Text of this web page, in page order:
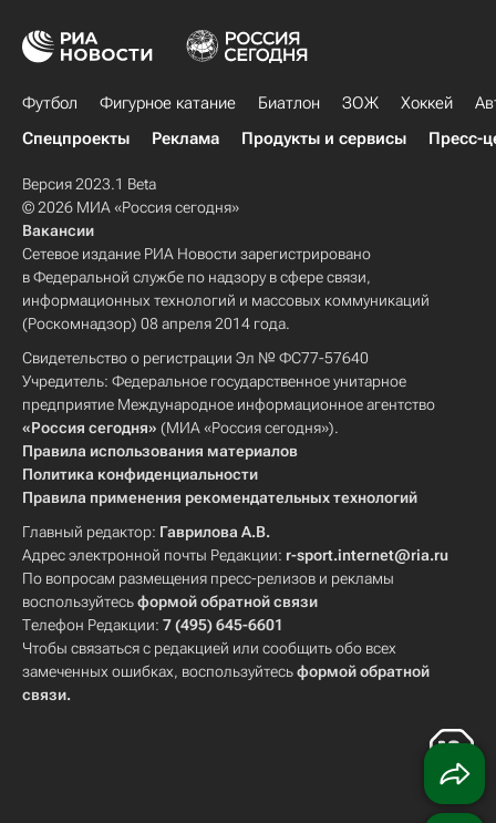
Футбол Фигурное катание Биатлон ЗОЖ Хоккей
Спецпроекты
Реклама Продукты и сервисы Пресс-
Версия 2023.1 Beta
© 2026 МИА «Россия сегодня»
Вакансии
Сетевое издание РИА Новости зарегистрировано
в Федеральной службе по надзору в сфере связи,
информационных технологий и массовых коммуникаций
(Роскомнадзор) 08 апреля 2014 года.
Свидетельство о регистрации Эл № ФС77-57640
Учредитель: Федеральное государственное унитарное
предприятие Международное информационное агентство
«Россия сегодня» (МИА «Россия сегодня»).
Правила использования материалов
Политика конфиденциальности
Правила применения рекомендательных технологий
Главный редактор: Гаврилова А.В.
Адрес электронной почты Редакции: r-sport.internet@ria.ru
По вопросам размещения пресс-релизов и рекламы
воспользуйтесьформой обратной связи
Телефон Редакции: 7 (495) 645-6601
Чтобы связаться с редакцией или сообщить обо всех
замеченных ошибках, воспользуйтесьформой обратной
связи.